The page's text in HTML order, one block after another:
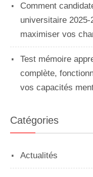
Comment
universitaire
maximiser vos
Test mémoire
complète,
vos capacités
Catégories
Actualités